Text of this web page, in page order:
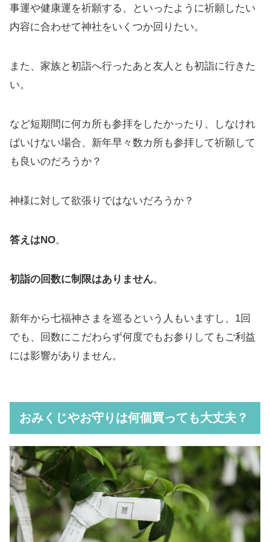
事運や健康運を祈願する、といったように祈願したい
内容に合わせて神社をいくつか回りたい。
また、家族と初詣へ行ったあと友人とも初詣に行きた
い。
など短期間に何カ所も参拝をしたかったり、しなけれ
ばいけない場合、新年早々数カ所も参拝して祈願して
も良いのだろうか？
神様に対して欲張りではないだろうか？
答えはNO。
初詣の回数に制限はありません。
新年から七福神さまを巡るという人もいますし、1回
でも、回数にこだわらず何度でもお参りしてもご利益
には影響がありません。
おみくじやお守りは何個買っても大丈夫？